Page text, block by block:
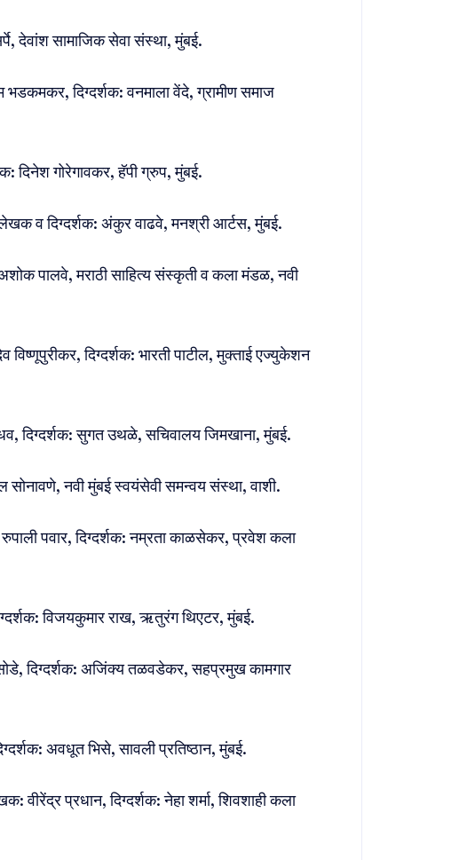
देवांश सामाजिक सेवा संस्था, मुंबई.
भडकमकर, दिग्दर्शक: वनमाला वेंदे, ग्रामीण समाज
दिनेश गोरेगावकर, हॅपी ग्रुप, मुंबई.
व दिग्दर्शक: अंकुर वाढवे, मनश्री आर्टस, मुंबई.
पालवे, मराठी साहित्य संस्कृती व कला मंडळ, नवी
विष्णूपुरीकर, दिग्दर्शक: भारती पाटील, मुक्ताई एज्यु‌केशन
दिग्दर्शक: सुगत उथळे, सचिवालय जिमखाना, मुंबई.
सोनावणे, नवी मुंबई स्वयंसेवी समन्वय संस्था, वाशी.
पवार, दिग्दर्शक: नम्रता काळसेकर, प्रवेश कला
विजयकुमार राख, ऋतुरंग थिएटर, मुंबई.
दिग्दर्शक: अजिंक्य तळवडेकर, सहप्रमुख कामगार
अवधूत भिसे, सावली प्रतिष्ठान, मुंबई.
प्रधान, दिग्दर्शक: नेहा शर्मा, शिवशाही कला